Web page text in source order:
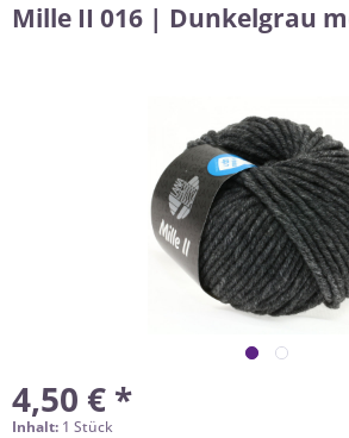
Mille II 016 | Dunkelgrau
4,50 € *
Inhalt: 1 Stück